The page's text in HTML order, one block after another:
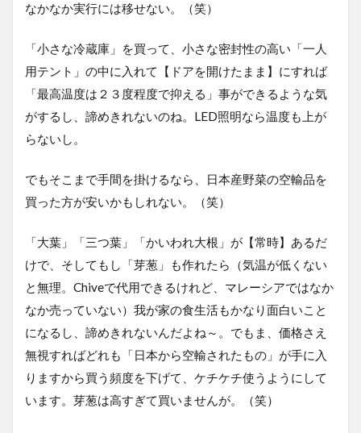
なかなか実行には移せない。（笑）
「小さな冷蔵庫」を買って、小さな密封性の高い「一人
用テント」の中に入れて【ドアを開けたまま】にすれば
「最高温度は２３度程度で抑える」事ができるような気
がするし、諦めきれないのね。LED照明なら温度も上が
らないし。
でもそこまで手間を掛けるなら、日本産野菜の空輸品を
買った方が安いかもしれない。（笑）
「大葉」「三つ葉」「かいわれ大根」が【常時】あるだ
けで、そしてもし「芽葱」も作れたら（気温が低くない
と無理。Chiveで代用できるけれど、マレーシアではなか
なか売っていない）我が家の食生活もかなり面白いこと
になるし、諦めきれないんだよね～。でもま、価格さえ
無視すればどれも「日本から空輸されたもの」が手に入
りますから買う頻度を下げて、ケチケチ使うようにして
います。芽葱は高すぎて買いませんが。（笑）